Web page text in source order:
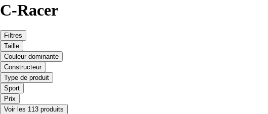
C-Racer
Filtres
Taille
Couleur dominante
Constructeur
Type de produit
Sport
Prix
Voir les 113 produits